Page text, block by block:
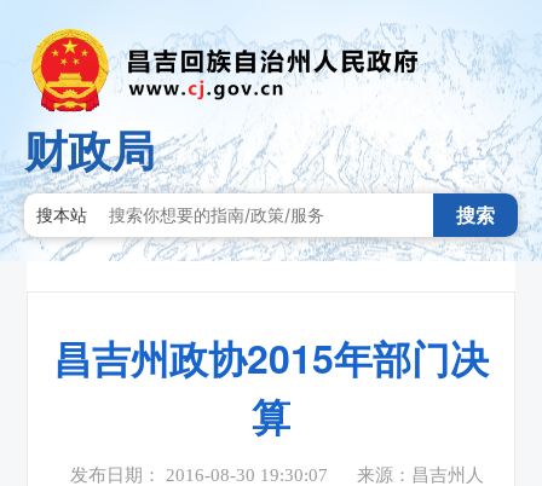
财政局
搜本站 搜索
昌吉州政协2015年部门决
算
发布日期： 2016-08-30 19:30:07
来源：昌吉州人